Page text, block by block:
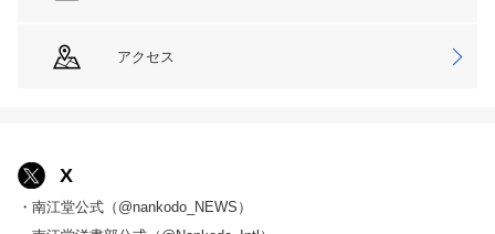
アクセス
X
・南江堂公式（@nankodo_NEWS）